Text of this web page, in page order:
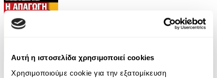
Αυτή η ιστοσελίδα χρησιμοποιεί cookies
Χρησιμοποιούμε cookie για την εξατομίκευση
eBook